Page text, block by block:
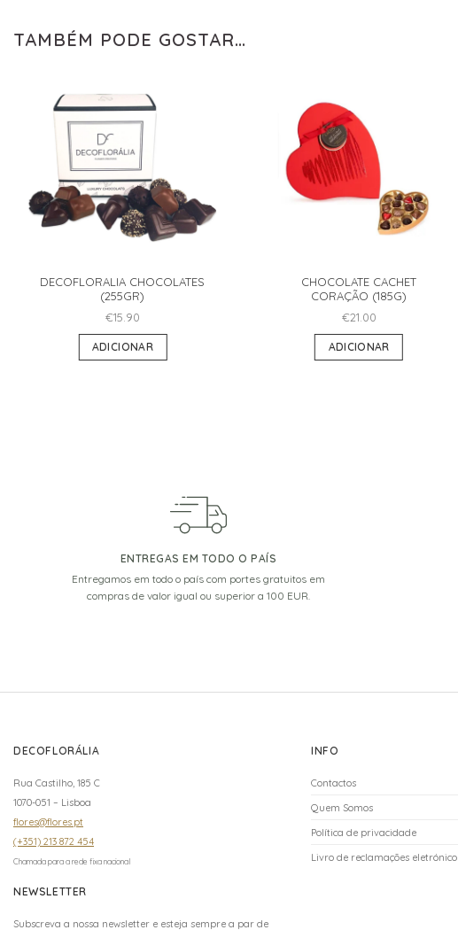
TAMBÉM PODE GOSTAR…
DECOFLORALIA CHOCOLATES
(255GR)
€15.90
ADICIONAR
CHOCOLATE CACHET
CORAÇÃO (185G)
€21.00
ADICIONAR
ENTREGAS EM TODO O PAÍS
Entregamos em todo o país com portes gratuitos em
compras de valor igual ou superior a 100 EUR.
DECOFLORÁLIA
Rua Castilho, 185 C
1070-051 – Lisboa
flores@flores.pt
(+351) 213 872 454
Chamada para a rede fixa nacional
NEWSLETTER
Subscreva a nossa newsletter e esteja sempre a par de
INFO
Contactos
Quem Somos
Política de privacidade
Livro de reclamações eletrónico